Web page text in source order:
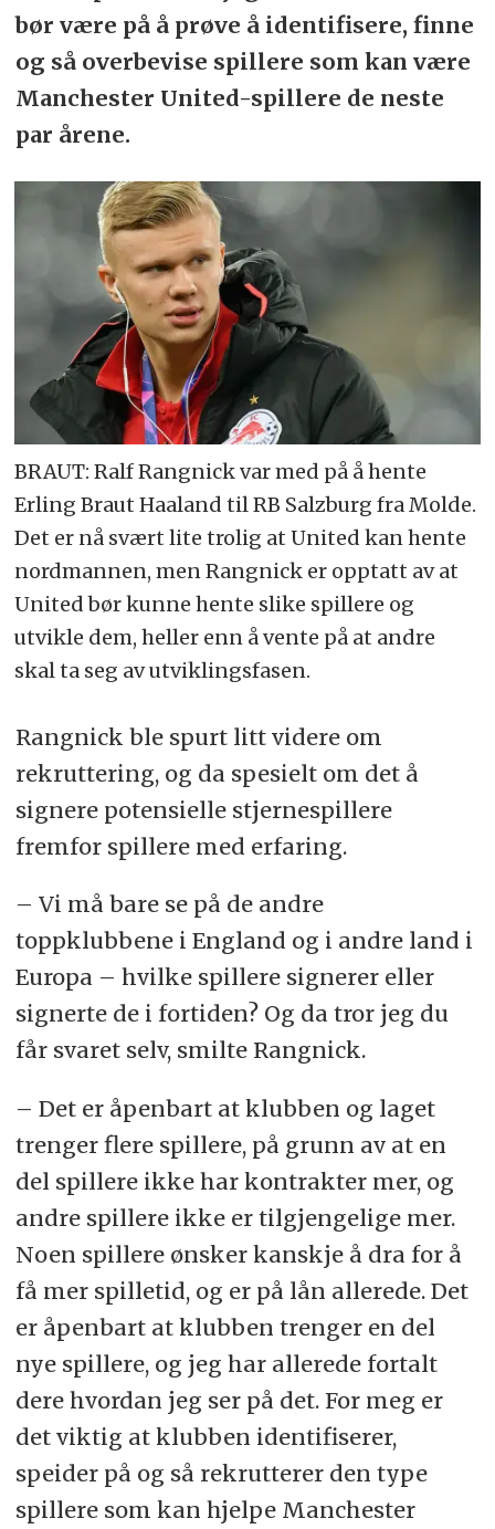
bør være på å prøve å identifisere, finne
og så overbevise spillere som kan være
Manchester United-spillere de neste
par årene.
BRAUT: Ralf Rangnick var med på å hente
Erling Braut Haaland til RB Salzburg fra Molde.
Det er nå svært lite trolig at United kan hente
nordmannen, men Rangnick er opptatt av at
United bør kunne hente slike spillere og
utvikle dem, heller enn å vente på at andre
skal ta seg av utviklingsfasen.
Rangnick ble spurt litt videre om
rekruttering, og da spesielt om det å
signere potensielle stjernespillere
fremfor spillere med erfaring.
– Vi må bare se på de andre
toppklubbene i England og i andre land i
Europa – hvilke spillere signerer eller
signerte de i fortiden? Og da tror jeg du
får svaret selv, smilte Rangnick.
– Det er åpenbart at klubben og laget
trenger flere spillere, på grunn av at en
del spillere ikke har kontrakter mer, og
andre spillere ikke er tilgjengelige mer.
Noen spillere ønsker kanskje å dra for å
få mer spilletid, og er på lån allerede. Det
er åpenbart at klubben trenger en del
nye spillere, og jeg har allerede fortalt
dere hvordan jeg ser på det. For meg er
det viktig at klubben identifiserer,
speider på og så rekrutterer den type
spillere som kan hjelpe Manchester